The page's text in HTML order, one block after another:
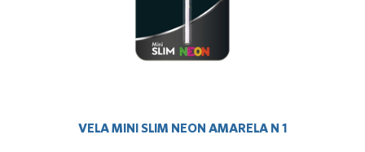
VELA MINI SLIM NEON AMARELA N 1